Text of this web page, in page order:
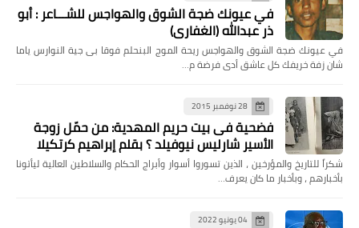
في عيونك ضجة الشوق والهواجس للشـــاعر : أبو
ذر عبدالله (الغفاري)
في عيونك ضجة الشوق والهواجس ريحة الموج البنحلم فوقا بى جية النوارس ياما
شان زفة خريفك كل عاشق أدى فرضة م…
28 نوفمبر 2015
فضحية فى بيت حريم المهدية: من حمّل زوجة
الأسير شارليس نيوفيلد ؟ بقلم إبراهيم كرتكيلا
شكراً للتاريخ والمؤرخين ، الذين تسوروا أسوار وأبراج الحكام والسلاطين العالية ليأتونا
بأخبارهم ، وبأخبار ما كان يعرف…
04 يونيو 2022